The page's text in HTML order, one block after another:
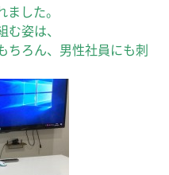
した。
姿は、
ちろん、男性社員にも刺